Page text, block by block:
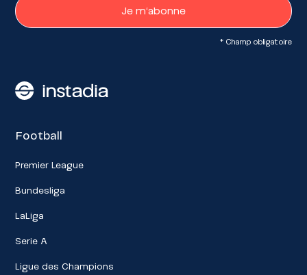
* Champ obligatoire
Football
Premier League
Bundesliga
LaLiga
Serie A
Ligue des Champions